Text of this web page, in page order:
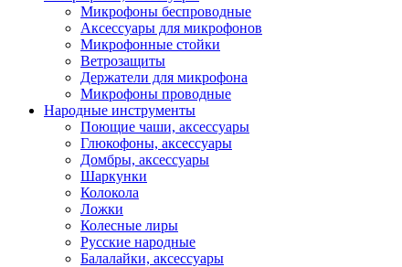
Микрофоны беспроводные
Аксессуары для микрофонов
Микрофонные стойки
Ветрозащиты
Держатели для микрофона
Микрофоны проводные
Народные инструменты
Поющие чаши, аксессуары
Глюкофоны, аксессуары
Домбры, аксессуары
Шаркунки
Колокола
Ложки
Колесные лиры
Русские народные
Балалайки, аксессуары